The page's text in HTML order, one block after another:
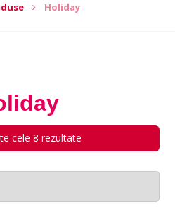
Holiday
cele 8 rezultate